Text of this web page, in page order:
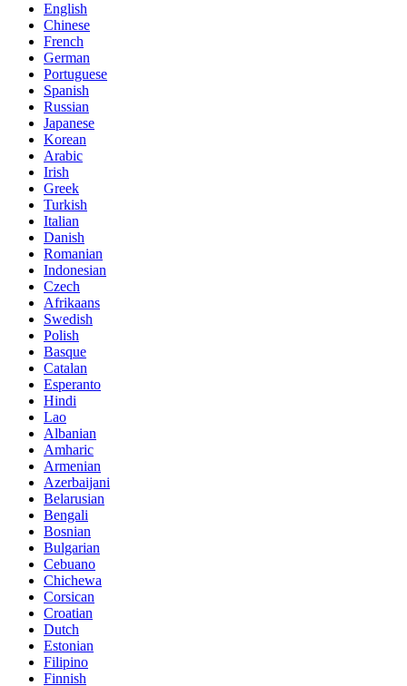
English
Chinese
French
German
Portuguese
Spanish
Russian
Japanese
Korean
Arabic
Irish
Greek
Turkish
Italian
Danish
Romanian
Indonesian
Czech
Afrikaans
Swedish
Polish
Basque
Catalan
Esperanto
Hindi
Lao
Albanian
Amharic
Armenian
Azerbaijani
Belarusian
Bengali
Bosnian
Bulgarian
Cebuano
Chichewa
Corsican
Croatian
Dutch
Estonian
Filipino
Finnish